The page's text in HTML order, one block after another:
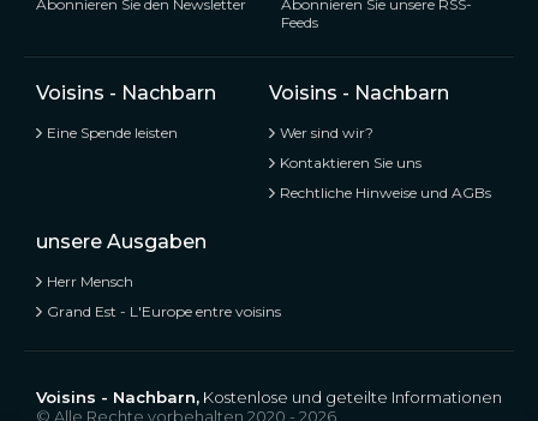
Abonnieren Sie den Newsletter
Abonnieren Sie unsere RSS-
Feeds
Voisins - Nachbarn
Eine Spende leisten
Voisins - Nachbarn
Wer sind wir?
Kontaktieren Sie uns
Rechtliche Hinweise und AGBs
unsere Ausgaben
Herr Mensch
Grand Est - L'Europe entre voisins
Voisins - Nachbarn, Kostenlose und geteilte Informationen
© Alle Rechte vorbehalten 2020 - 2026